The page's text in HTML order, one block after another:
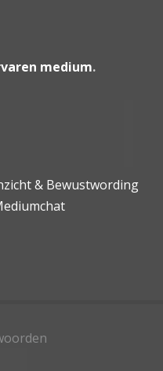
medium.
& Bewustwording